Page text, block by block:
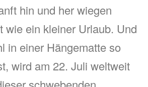
hin und her wiegen
wie ein kleiner Urlaub. Und
in einer Hängematte so
wird am 22. Juli weltweit